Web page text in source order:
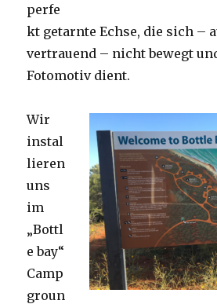
perfe
kt getarnte Echse, die sich –
vertrauend – nicht bewegt
Fotomotiv dient.
Wir
instal
lieren
uns
im
„Bottl
e bay“
Camp
groun